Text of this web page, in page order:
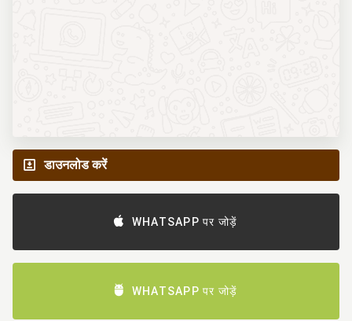
डाउनलोड करें
WHATSAPP पर जोड़ें
WHATSAPP पर जोड़ें